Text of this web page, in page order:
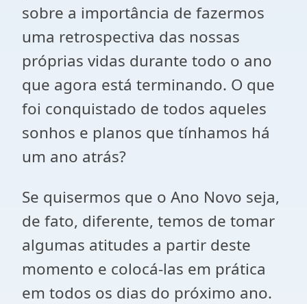
sobre a importância de fazermos
uma retrospectiva das nossas
próprias vidas durante todo o ano
que agora está terminando. O que
foi conquistado de todos aqueles
sonhos e planos que tínhamos há
um ano atrás?
Se quisermos que o Ano Novo seja,
de fato, diferente, temos de tomar
algumas atitudes a partir deste
momento e colocá-las em prática
em todos os dias do próximo ano.